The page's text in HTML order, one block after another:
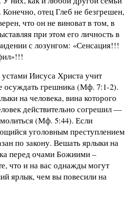
отец Глеб не безгрешен,
что он не виноват в том, в
при этом его личность в
с лозунгом: «Сенсация!!!
Иисуса Христа учит
осуждать грешника (Мф. 7:1-2).
на человека, вина которого
действительно согрешил —
(Мф. 5:44). Если
уголовным преступлением
по закону. Вешать ярлыки на
перед очами Божиими –
что и на вас однажды могут
ярлык, чем вы повесили на